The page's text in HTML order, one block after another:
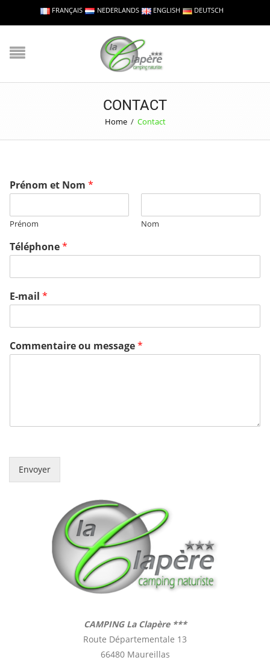
FRANÇAIS NEDERLANDS ENGLISH DEUTSCH
CONTACT
Home / Contact
Prénom et Nom *
Prénom Nom
Téléphone*
E-mail *
Commentaire ou message*
Envoyer
CAMPING La Clapère ***
Route Départementale 13
66480 Maureillas